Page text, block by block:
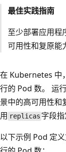
最佳实践指南
至少部署应用程
可用性和复原能
在 Kubernetes 中
行的 Pod 数。 运
景中的高可用性和
用 replicas 字段
以下示例 Pod 定